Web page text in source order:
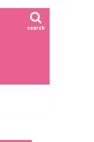
search